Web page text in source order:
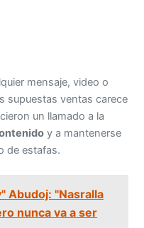
mensaje, video o
supuestas ventas carece
un llamado a la
y a mantenerse
de estafas.
Abudoj: "Nasralla
nunca va a ser